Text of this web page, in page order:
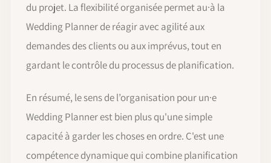
du projet. La flexibilité organisée permet au·à la
Wedding Planner de réagir avec agilité aux
demandes des clients ou aux imprévus, tout en
gardant le contrôle du processus de planification.
En résumé, le sens de l’organisation pour un·e
Wedding Planner est bien plus qu'une simple
capacité à garder les choses en ordre. C'est une
compétence dynamique qui combine planification